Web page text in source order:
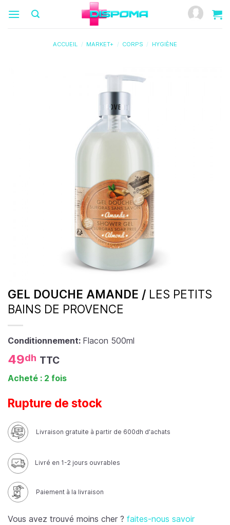
ACCUEIL / MARKET+ / CORPS / HYGIÈNE
GEL DOUCHE AMANDE / LES PETITS
BAINS DE PROVENCE
Conditionnement: Flacon 500ml
49dh TTC
Acheté : 2 fois
Rupture de stock
Livraison gratuite à partir de 600dh d'achats
Livré en 1-2 jours ouvrables
Paiement à la livraison
Vous avez trouvé moins cher ? faites-nous savoir